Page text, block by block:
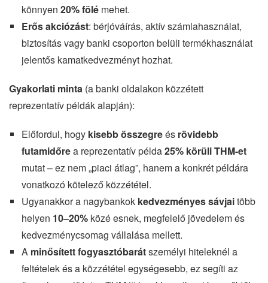
könnyen 20% fölémehet.
Erős akciózást: bérjóváírás, aktív számlahasználat,
biztosítás vagy banki csoporton belüli termékhasználat
jelentős kamatkedvezményt hozhat.
Gyakorlati minta (a banki oldalakon közzétett
reprezentatív példák alapján):
Előfordul, hogy kisebb összegreés rövidebb
futamidőrea reprezentatív példa25% körüli THM-et
mutat – ez nem „piaci átlag”, hanem a konkrét példára
vonatkozó kötelező közzététel.
Ugyanakkor a nagybankok kedvezményes sávjaitöbb
helyen 10–20%közé esnek, megfelelő jövedelem és
kedvezménycsomag vállalása mellett.
A minősített fogyasztóbarátszemélyi hiteleknél a
feltételek és a közzététel egységesebb, ez segíti az